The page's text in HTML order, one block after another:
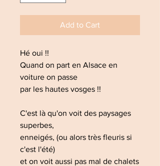
Add to Cart
Hé oui !!
Quand on part en Alsace en
voiture on passe
par les hautes vosges !!
C'est là qu'on voit des paysages
superbes,
enneigés, (ou alors très fleuris si
c'est l'été)
et on voit aussi pas mal de chalets